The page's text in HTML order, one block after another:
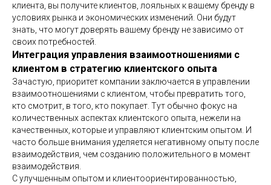
клиента, вы получите клиентов, лояльных к вашему бренду в
условиях рынка и экономических изменений. Они будут
знать, что могут доверять вашему бренду не зависимо от
своих потребностей.
Интеграция управления взаимоотношениями с
клиентом в стратегию клиентского опыта
Зачастую, приоритет компании заключается в управлении
взаимоотношениями с клиентом, чтобы превратить того,
кто смотрит, в того, кто покупает. Тут обычно фокус на
количественных аспектах клиентского опыта, нежели на
качественных, которые и управляют клиентским опытом. И
часто больше внимания уделяется негативному опыту после
взаимодействия, чем созданию положительного в момент
взаимодействия.
С улучшенным опытом и клиентоориентированностью,